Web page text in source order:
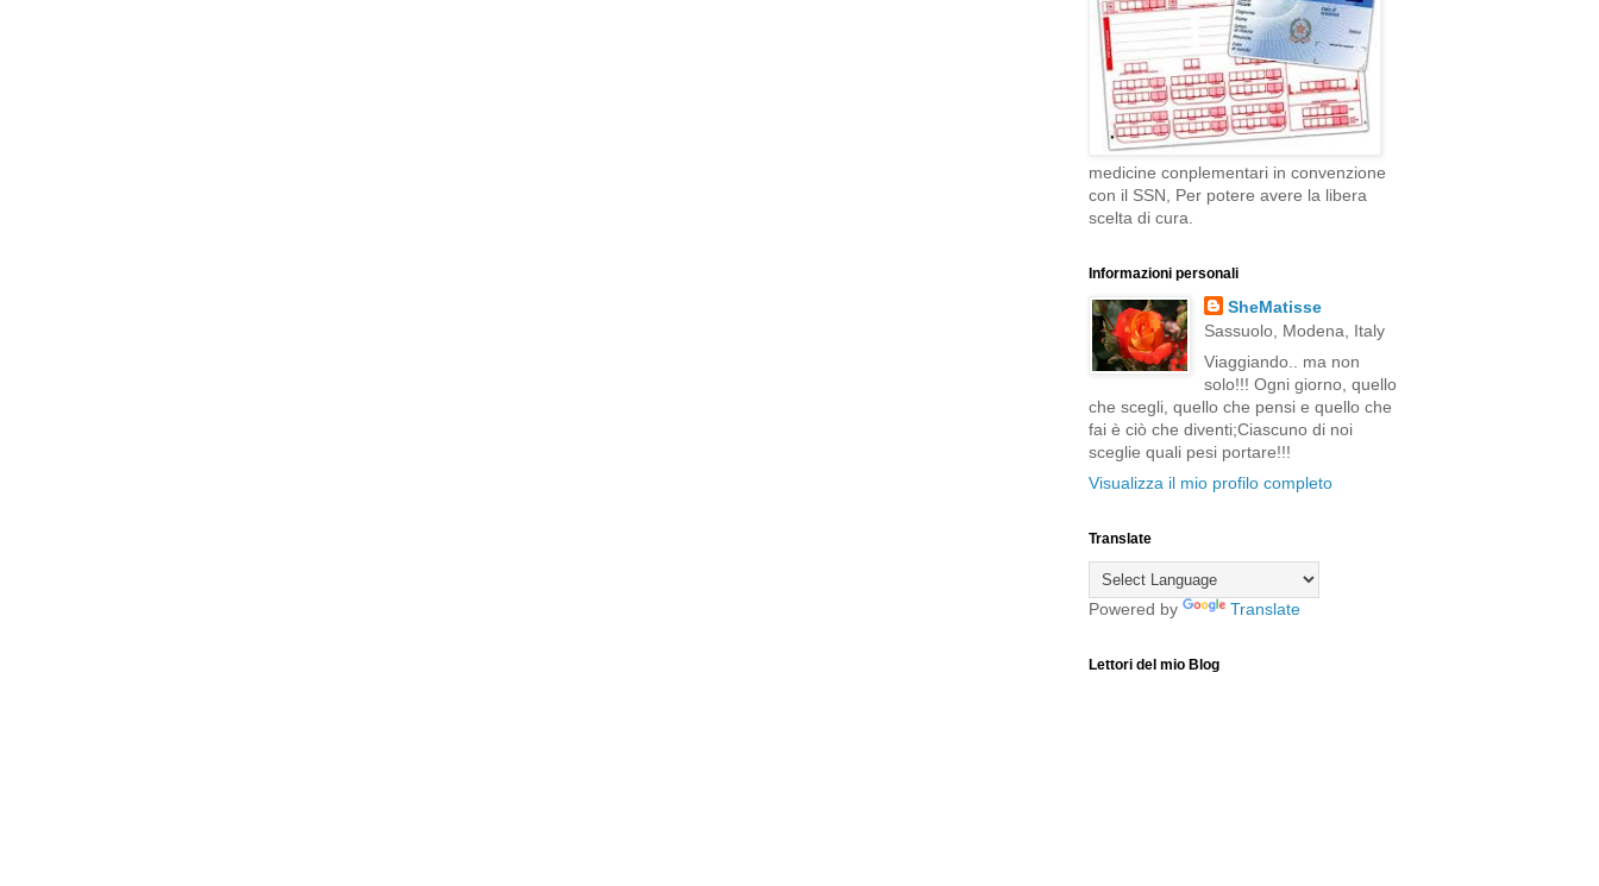
medicine conplementari in convenzione
con il SSN, Per potere avere la libera
scelta di cura.
Informazioni personali
SheMatisse
Sassuolo, Modena, Italy
Viaggiando.. ma non
solo!!! Ogni giorno, quello
che scegli, quello che pensi e quello che
fai è ciò che diventi;Ciascuno di noi
sceglie quali pesi portare!!!
Visualizza il mio profilo completo
Translate
Powered by Translate
Lettori del mio Blog